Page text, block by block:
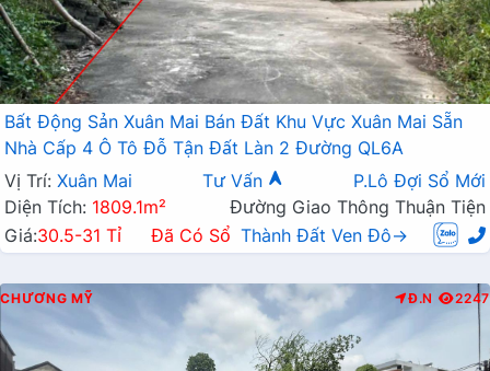
Bất Động Sản Xuân Mai Bán Đất Khu Vực Xuân Mai Sẵn
Nhà Cấp 4 Ô Tô Đỗ Tận Đất Làn 2 Đường QL6A
Vị Trí: Xuân Mai Tư Vấn
P.Lô Đợi Sổ Mới
Diện Tích: 1809.1m²
Đường Giao Thông Thuận Tiện
Giá:30.5-31 Tỉ Đã Có Sổ Thành Đất Ven Đô→
CHƯƠNG MỸ Đ.N 2247